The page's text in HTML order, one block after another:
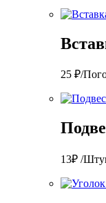
25 ₽/
13₽ /